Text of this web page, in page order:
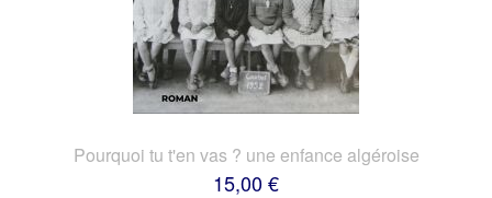
Pourquoi tu t'en vas ? une enfance algéroise
15,00 €